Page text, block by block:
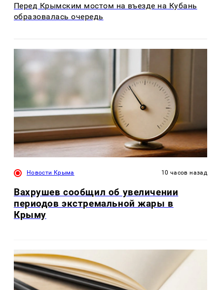
Перед Крымским мостом на въезде на Кубань
образовалась очередь
Новости Крыма 10 часов назад
Вахрушев сообщил об увеличении
периодов экстремальной жары в
Крыму